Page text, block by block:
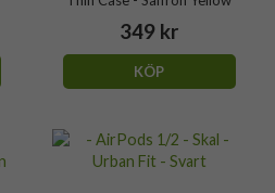
349 kr
KÖP